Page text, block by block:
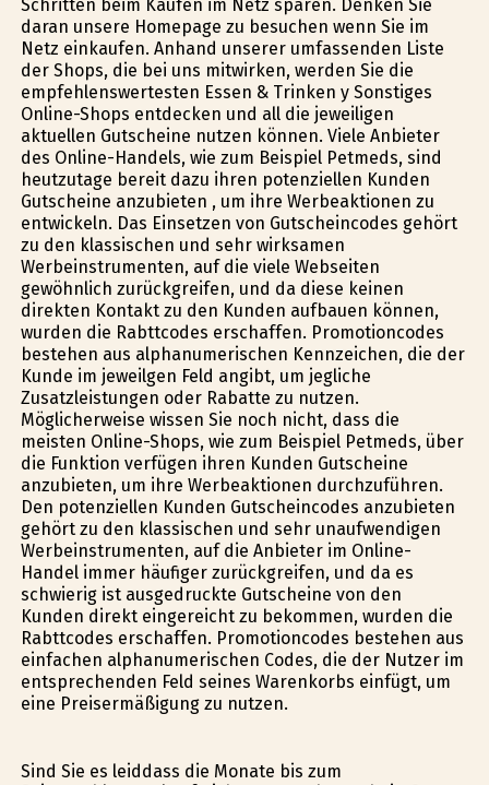
Schritten beim Kaufen im Netz sparen. Denken Sie
daran unsere Homepage zu besuchen wenn Sie im
Netz einkaufen. Anhand unserer umfassenden Liste
der Shops, die bei uns mitwirken, werden Sie die
empfehlenswertesten Essen & Trinken y Sonstiges
Online-Shops entdecken und all die jeweiligen
aktuellen Gutscheine nutzen können. Viele Anbieter
des Online-Handels, wie zum Beispiel Petmeds, sind
heutzutage bereit dazu ihren potenziellen Kunden
Gutscheine anzubieten , um ihre Werbeaktionen zu
entwickeln. Das Einsetzen von Gutscheincodes gehört
zu den klassischen und sehr wirksamen
Werbeinstrumenten, auf die viele Webseiten
gewöhnlich zurückgreifen, und da diese keinen
direkten Kontakt zu den Kunden aufbauen können,
wurden die Rabttcodes erschaffen. Promotioncodes
bestehen aus alphanumerischen Kennzeichen, die der
Kunde im jeweilgen Feld angibt, um jegliche
Zusatzleistungen oder Rabatte zu nutzen.
Möglicherweise wissen Sie noch nicht, dass die
meisten Online-Shops, wie zum Beispiel Petmeds, über
die Funktion verfügen ihren Kunden Gutscheine
anzubieten, um ihre Werbeaktionen durchzuführen.
Den potenziellen Kunden Gutscheincodes anzubieten
gehört zu den klassischen und sehr unaufwendigen
Werbeinstrumenten, auf die Anbieter im Online-
Handel immer häufiger zurückgreifen, und da es
schwierig ist ausgedruckte Gutscheine von den
Kunden direkt eingereicht zu bekommen, wurden die
Rabttcodes erschaffen. Promotioncodes bestehen aus
einfachen alphanumerischen Codes, die der Nutzer im
entsprechenden Feld seines Warenkorbs einfügt, um
eine Preisermäßigung zu nutzen.
Sind Sie es leiddass die Monate bis zum